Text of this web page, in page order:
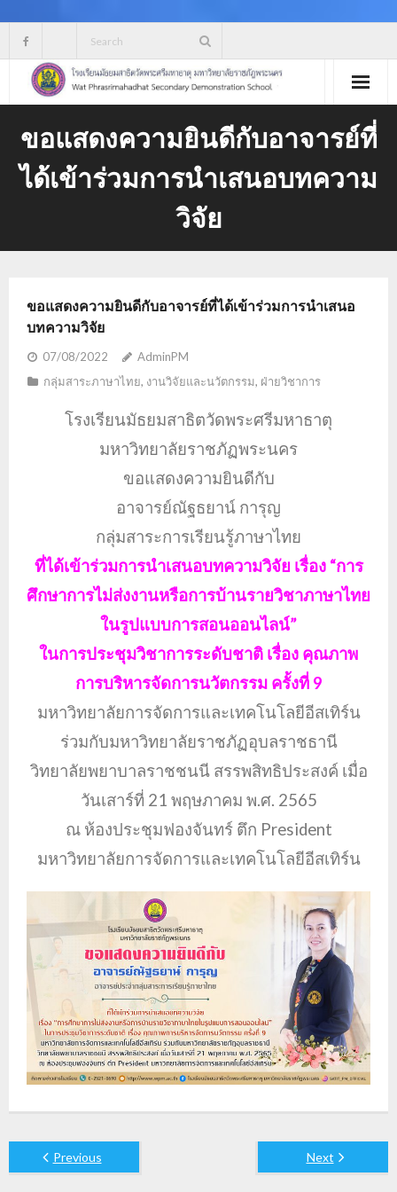
content
ขอแสดงความยินดีกับอาจารย์ที่
ได้เข้าร่วมการนำเสนอบทความ
วิจัย
ขอแสดงความยินดีกับอาจารย์ที่ได้เข้าร่วมการนำเสนอ
บทความวิจัย
07/08/2022
AdminPM
กลุ่มสาระภาษาไทย, งานวิจัยและนวัตกรรม, ฝ่ายวิชาการ
โรงเรียนมัธยมสาธิตวัดพระศรีมหาธาตุ
มหาวิทยาลัยราชภัฏพระนคร
ขอแสดงความยินดีกับ
อาจารย์ณัฐธยาน์ การุญ
กลุ่มสาระการเรียนรู้ภาษาไทย
ที่ได้เข้าร่วมการนำเสนอบทความวิจัย เรื่อง “การ
ศึกษาการไม่ส่งงานหรือการบ้านรายวิชาภาษาไทย
ในรูปแบบการสอนออนไลน์”
ในการประชุมวิชาการระดับชาติ เรื่อง คุณภาพ
การบริหารจัดการนวัตกรรม ครั้งที่ 9
มหาวิทยาลัยการจัดการและเทคโนโลยีอีสเทิร์น
ร่วมกับมหาวิทยาลัยราชภัฏอุบลราชธานี
วิทยาลัยพยาบาลราชชนนี สรรพสิทธิประสงค์ เมื่อ
วันเสาร์ที่ 21 พฤษภาคม พ.ศ. 2565
ณ ห้องประชุมฟองจันทร์ ตึก President
มหาวิทยาลัยการจัดการและเทคโนโลยีอีสเทิร์น
Previous Next